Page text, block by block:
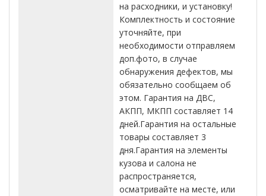
на расходники, и установку!
Комплектность и состояние
уточняйте, при
необходимости отправляем
доп.фото, в случае
обнаружения дефектов, мы
обязательно сообщаем об
этом. Гарантия на ДВС,
АКПП, МКПП составляет 14
дней.Гарантия на остальные
товары составляет 3
дня.Гарантия на элементы
кузова и салона не
распространяется,
осматривайте на месте, или